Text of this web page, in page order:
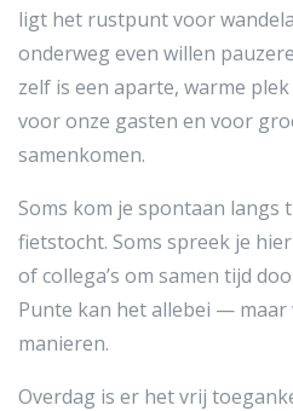
ligt het rustpunt voor
onderweg even willen
zelf is een aparte, warme
voor onze gasten en voor
samenkomen.
Soms kom je spontaan langs
fietstocht. Soms spreek je
of collega’s om samen tijd
Punte kan het allebei — maar
manieren.
Overdag is er het vrij